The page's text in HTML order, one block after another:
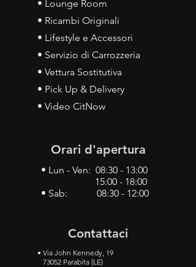
• Lounge Room
• Ricambi Originali
• Lifestyle e Accessori
• Servizio di Carrozzeria
• Vettura Sostitutiva
• Pick Up & Delivery
• Video CitNow
Orari d'apertura
• Lun - Ven: 08:30 - 13:00
15:00 - 18:00
• Sab: 08:30 - 12:00
Contattaci
• Via John Kennedy, 19
73052 Parabita (LE)